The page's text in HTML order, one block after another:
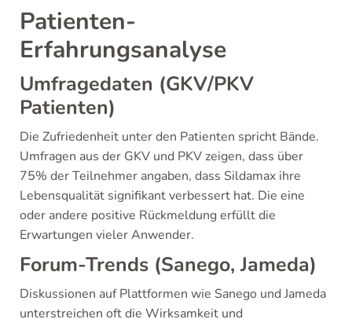
Patienten-
Erfahrungsanalyse
Umfragedaten (GKV/PKV
Patienten)
Die Zufriedenheit unter den Patienten spricht Bände.
Umfragen aus der GKV und PKV zeigen, dass über
75% der Teilnehmer angaben, dass Sildamax ihre
Lebensqualität signifikant verbessert hat. Die eine
oder andere positive Rückmeldung erfüllt die
Erwartungen vieler Anwender.
Forum-Trends (Sanego, Jameda)
Diskussionen auf Plattformen wie Sanego und Jameda
unterstreichen oft die Wirksamkeit und